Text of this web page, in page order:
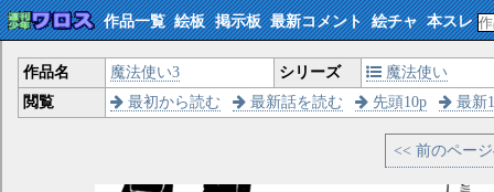
作品一覧 絵板 掲示板 最新コメント 絵チャ 本スレ
作品名 魔法使い3 シリーズ
魔法使い
閲覧
最初から読む 最新話を読む 先頭10p 最新
<< 前のペー